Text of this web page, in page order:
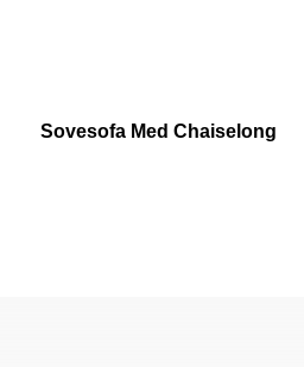
Sovesofa Med Chaiselong